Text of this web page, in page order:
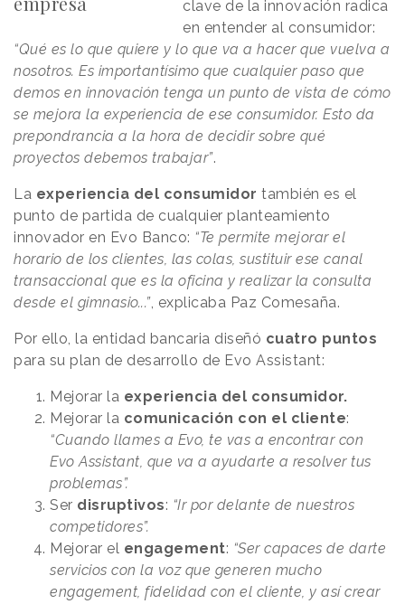
clave de la innovación radica
en entender al consumidor:
“Qué es lo que quiere y lo que va a hacer que vuelva a
nosotros. Es importantísimo que cualquier paso que
demos en innovación tenga un punto de vista de cómo
se mejora la experiencia de ese consumidor. Esto da
prepondrancia a la hora de decidir sobre qué
proyectos debemos trabajar”.
La experiencia del consumidor también es el
punto de partida de cualquier planteamiento
innovador en Evo Banco: “Te permite mejorar el
horario de los clientes, las colas, sustituir ese canal
transaccional que es la oficina y realizar la consulta
desde el gimnasio...”, explicaba Paz Comesaña.
Por ello, la entidad bancaria diseñó cuatro puntos
para su plan de desarrollo de Evo Assistant:
Mejorar la experiencia del consumidor.
Mejorar la comunicación con el cliente:
“Cuando llames a Evo, te vas a encontrar con
Evo Assistant, que va a ayudarte a resolver tus
problemas”.
Ser disruptivos: “Ir por delante de nuestros
competidores”.
Mejorar el engagement: “Ser capaces de darte
servicios con la voz que generen mucho
engagement, fidelidad con el cliente, y así crear